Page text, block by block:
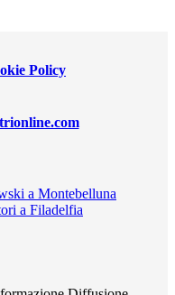
Policy
a Montebelluna
a Filadelfia